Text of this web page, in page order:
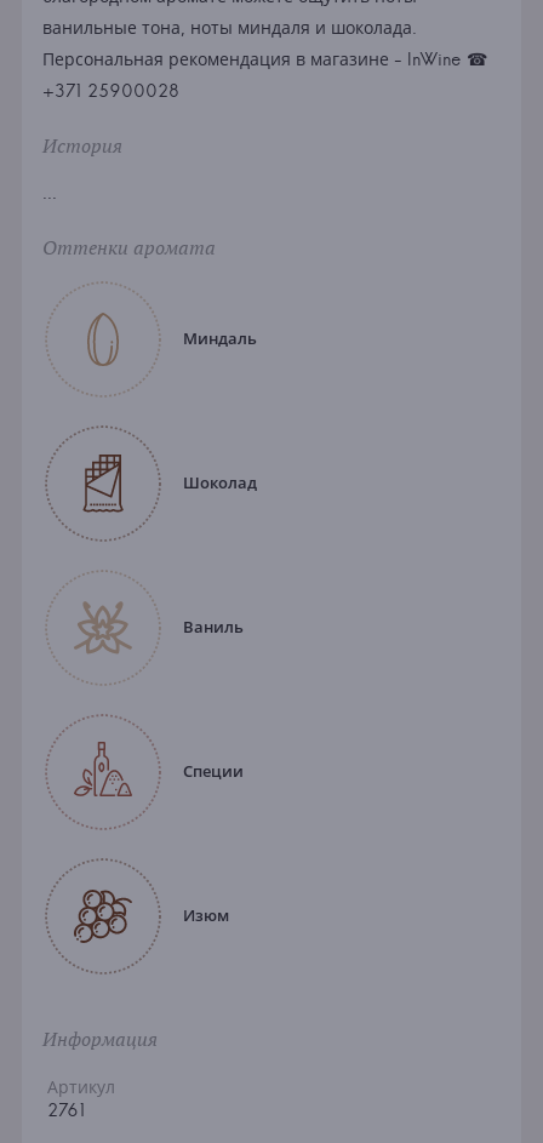
ванильные тона, ноты миндаля и шоколада.
Персональная рекомендация в магазине - InWine ☎
+371 25900028
История
...
Оттенки аромата
Миндаль
Шоколад
Ваниль
Специи
Изюм
Информация
Артикул
2761